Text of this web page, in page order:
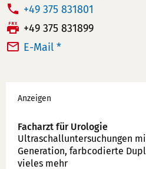
T
e
l
n
u
m
+49 375 831801
F
a
+49 375 831899
E-Mail *
Werbung
Anzeigen
Facharzt für Urologie
Ultraschallunter­suchungen
Generation, farbcodierte
vieles mehr